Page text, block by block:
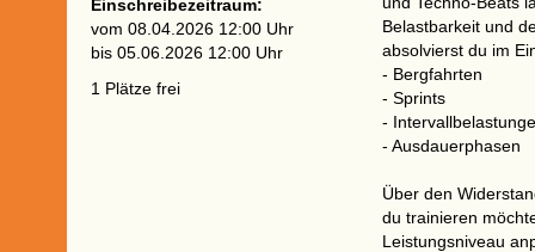
Einschreibezeitraum:
vom 08.04.2026 12:00 Uhr
bis 05.06.2026 12:00 Uhr
1 Plätze frei
Belastbarkeit und
absolvierst du im
- Bergfahrten
- Sprints
-
- Ausdauerphasen
Über den
du trainieren
Leistungsniveau